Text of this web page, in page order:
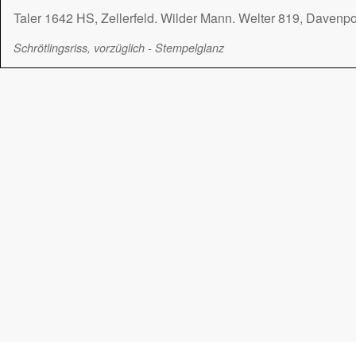
Taler 1642 HS, Zellerfeld. Wilder Mann. Welter 819,
Schrötlingsriss, vorzüglich - Stempelglanz